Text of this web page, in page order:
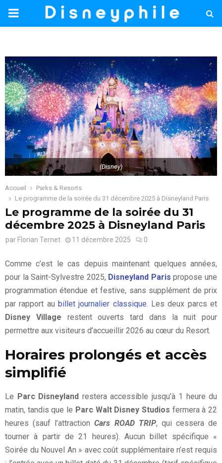
PRIMARY
(Disney)
Accueil
Parks & Resorts
Le programme de la soirée du 31 décembre 2025 à Disneyland Paris
Le programme de la soirée du 31
décembre 2025 à Disneyland Paris
par Florian Ternet 11 décembre 2025 0
Comme c’est le cas depuis maintenant quelques années,
pour la Saint-Sylvestre 2025, Disneyland Paris propose une
programmation étendue et festive, sans supplément de prix
par rapport au billet journalier classique . Les deux parcs et
Disney Village restent ouverts tard dans la nuit pour
permettre aux visiteurs d’accueillir 2026 au cœur du Resort.
Horaires prolongés et accès
simplifié
Le Parc Disneyland restera accessible jusqu’à 1 heure du
matin, tandis que le Parc Walt Disney Studios fermera à 22
heures (sauf l’attractionCars ROAD TRIP, qui cessera de
tourner à partir de 21 heures). Aucun billet spécifique «
Soirée du Nouvel An » avec coût supplémentaire n’est requis